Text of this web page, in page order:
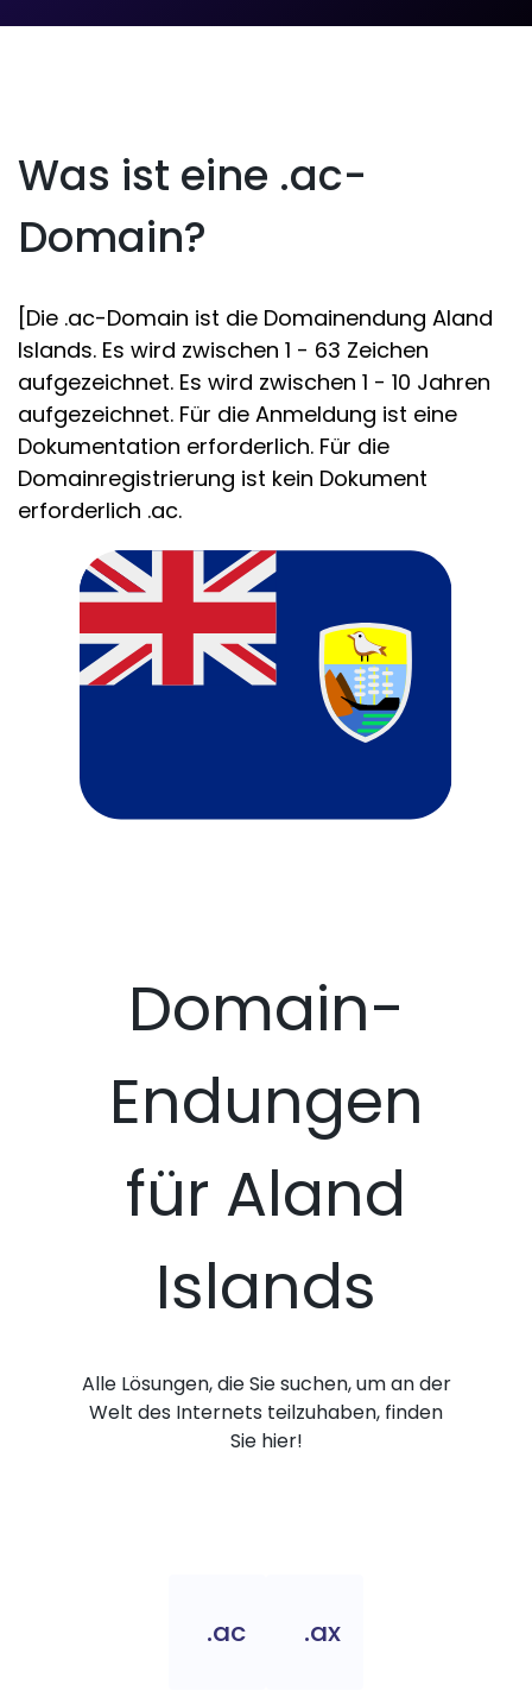
Was ist eine .ac-
Domain?
[Die .ac-Domain ist die Domainendung Aland
Islands. Es wird zwischen 1 - 63 Zeichen
aufgezeichnet. Es wird zwischen 1 - 10 Jahren
aufgezeichnet. Für die Anmeldung ist eine
Dokumentation erforderlich. Für die
Domainregistrierung ist kein Dokument
erforderlich .ac.
Domain-
Endungen
für Aland
Islands
Alle Lösungen, die Sie suchen, um an der
Welt des Internets teilzuhaben, finden
Sie hier!
.ac .ax